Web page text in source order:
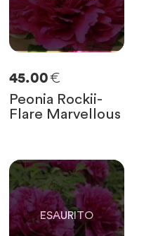
45.00€
Peonia Rockii-
Flare Marvellous
0
SOLO 0 RIMASTE